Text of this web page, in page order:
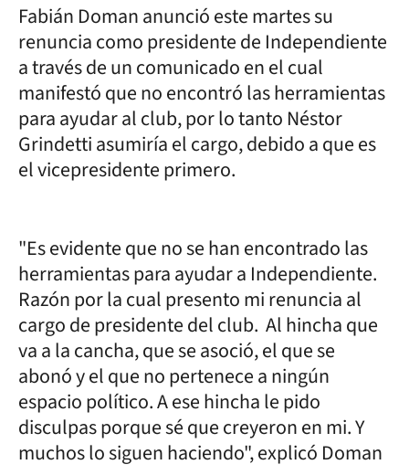
Fabián Doman anunció este martes su
renuncia como presidente de Independiente
a través de un comunicado en el cual
manifestó que no encontró las herramientas
para ayudar al club, por lo tanto Néstor
Grindetti asumiría el cargo, debido a que es
el vicepresidente primero.
"Es evidente que no se han encontrado las
herramientas para ayudar a Independiente.
Razón por la cual presento mi renuncia al
cargo de presidente del club. Al hincha que
va a la cancha, que se asoció, el que se
abonó y el que no pertenece a ningún
espacio político. A ese hincha le pido
disculpas porque sé que creyeron en mi. Y
muchos lo siguen haciendo", explicó Doman